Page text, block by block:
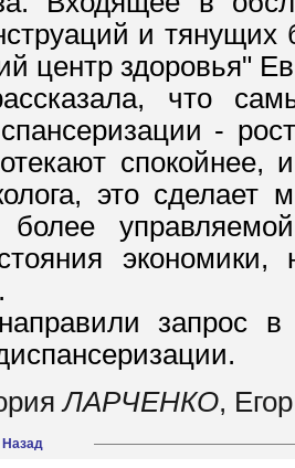
и тянущих
центр здоровья"
что
-
это
более
запрос
ЛАРЧЕНКО,
Назад